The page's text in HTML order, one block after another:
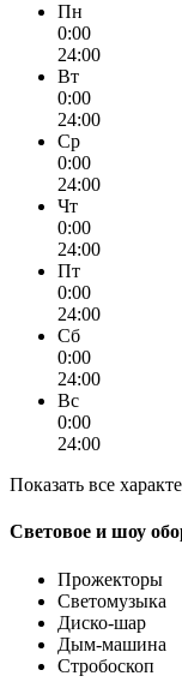
Пн
0:00
24:00
Вт
0:00
24:00
Ср
0:00
24:00
Чт
0:00
24:00
Пт
0:00
24:00
Сб
0:00
24:00
Вс
0:00
24:00
Показать все
Световое и шоу
Прожекторы
Светомузыка
Диско-шар
Дым-машина
Стробоскоп